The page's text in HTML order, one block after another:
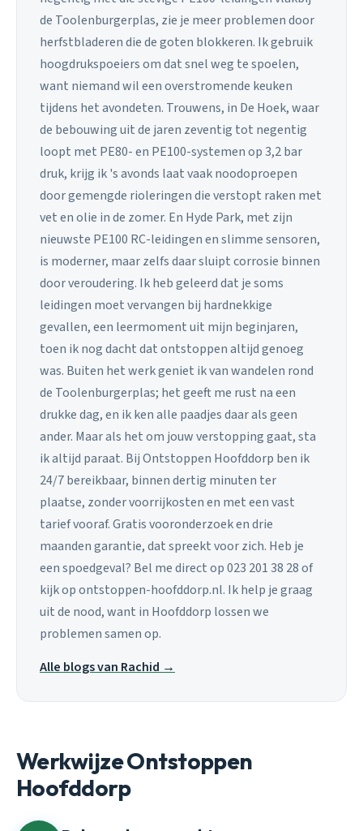
de Toolenburgerplas, zie je meer problemen door
herfstbladeren die de goten blokkeren. Ik gebruik
hoogdrukspoeiers om dat snel weg te spoelen,
want niemand wil een overstromende keuken
tijdens het avondeten. Trouwens, in De Hoek, waar
de bebouwing uit de jaren zeventig tot negentig
loopt met PE80- en PE100-systemen op 3,2 bar
druk, krijg ik 's avonds laat vaak noodoproepen
door gemengde rioleringen die verstopt raken met
vet en olie in de zomer. En Hyde Park, met zijn
nieuwste PE100 RC-leidingen en slimme sensoren,
is moderner, maar zelfs daar sluipt corrosie binnen
door veroudering. Ik heb geleerd dat je soms
leidingen moet vervangen bij hardnekkige
gevallen, een leermoment uit mijn beginjaren,
toen ik nog dacht dat ontstoppen altijd genoeg
was. Buiten het werk geniet ik van wandelen rond
de Toolenburgerplas; het geeft me rust na een
drukke dag, en ik ken alle paadjes daar als geen
ander. Maar als het om jouw verstopping gaat, sta
ik altijd paraat. Bij Ontstoppen Hoofddorp ben ik
24/7 bereikbaar, binnen dertig minuten ter
plaatse, zonder voorrijkosten en met een vast
tarief vooraf. Gratis vooronderzoek en drie
maanden garantie, dat spreekt voor zich. Heb je
een spoedgeval? Bel me direct op 023 201 38 28 of
kijk op ontstoppen-hoofddorp.nl. Ik help je graag
uit de nood, want in Hoofddorp lossen we
problemen samen op.
Alle blogs van Rachid →
Werkwijze Ontstoppen
Hoofddorp